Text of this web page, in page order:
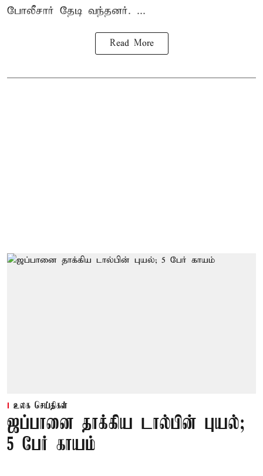
போலீசார் தேடி வந்தனர். ...
Read More
உலக செய்திகள்
ஜப்பானை தாக்கிய டால்பின் புயல்;
5 பேர் காயம்